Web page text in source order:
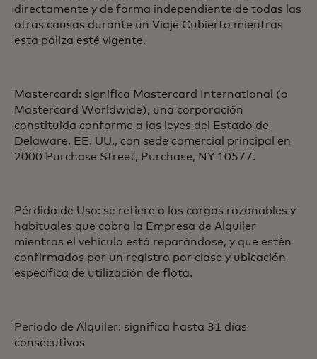
directamente y de forma independiente de todas las
otras causas durante un Viaje Cubierto mientras
esta póliza esté vigente.
Mastercard: significa Mastercard International (o
Mastercard Worldwide), una corporación
constituida conforme a las leyes del Estado de
Delaware, EE. UU., con sede comercial principal en
2000 Purchase Street, Purchase, NY 10577.
Pérdida de Uso: se refiere a los cargos razonables y
habituales que cobra la Empresa de Alquiler
mientras el vehículo está reparándose, y que estén
confirmados por un registro por clase y ubicación
específica de utilización de flota.
Periodo de Alquiler: significa hasta 31 días
consecutivos